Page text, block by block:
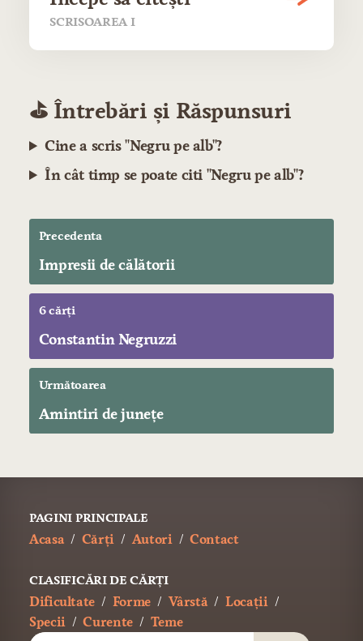
SCRISOAREA I
⛳️ Întrebări și Răspunsuri
Cine a scris "Negru pe alb"?
În cât timp se poate citi "Negru pe alb"?
Precedenta
Impresii de călătorii
6 cărți
Constantin Negruzzi
Următoarea
Amintiri de junețe
PAGINI PRINCIPALE
Acasa Cărți Autori Contact
CLASIFICĂRI DE CĂRȚI
Dificultate Forme Vârstă
Locații
Specii
Curente Teme